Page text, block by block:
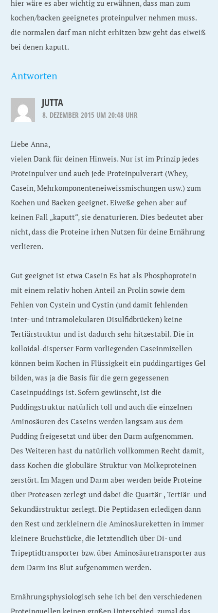
hier wäre es aber wichtig zu erwähnen, dass man zum
kochen/backen geeignetes proteinpulver nehmen muss.
die normalen darf man nicht erhitzen bzw geht das eiweiß
bei denen kaputt.
Antworten
JUTTA
8. DEZEMBER 2015 UM 20:48 UHR
Liebe Anna,
vielen Dank für deinen Hinweis. Nur ist im Prinzip jedes
Proteinpulver und auch jede Proteinpulverart (Whey,
Casein, Mehrkomponenteneiweissmischungen usw.) zum
Kochen und Backen geeignet. Eiweße gehen aber auf
keinen Fall „kaputt“, sie denaturieren. Dies bedeutet aber
nicht, dass die Proteine irhen Nutzen für deine Ernährung
verlieren.
Gut geeignet ist etwa Casein Es hat als Phosphoprotein
mit einem relativ hohen Anteil an Prolin sowie dem
Fehlen von Cystein und Cystin (und damit fehlenden
inter- und intramolekularen Disulfidbrücken) keine
Tertiärstruktur und ist dadurch sehr hitzestabil. Die in
kolloidal-disperser Form vorliegenden Caseinmizellen
können beim Kochen in Flüssigkeit ein puddingartiges Gel
bilden, was ja die Basis für die gern gegessenen
Caseinpuddings ist. Sofern gewünscht, ist die
Puddingstruktur natürlich toll und auch die einzelnen
Aminosäuren des Caseins werden langsam aus dem
Pudding freigesetzt und über den Darm aufgenommen.
Des Weiteren hast du natürlich vollkommen Recht damit,
dass Kochen die globuläre Struktur von Molkeproteinen
zerstört. Im Magen und Darm aber werden beide Proteine
über Proteasen zerlegt und dabei die Quartär-, Tertiär- und
Sekundärstruktur zerlegt. Die Peptidasen erledigen dann
den Rest und zerkleinern die Aminosäureketten in immer
kleinere Bruchstücke, die letztendlich über Di- und
Tripeptidtransporter bzw. über Aminosäuretransporter aus
dem Darm ins Blut aufgenommen werden.
Ernährungsphysiologisch sehe ich bei den verschiedenen
Proteinquellen keinen großen Unterschied, zumal das